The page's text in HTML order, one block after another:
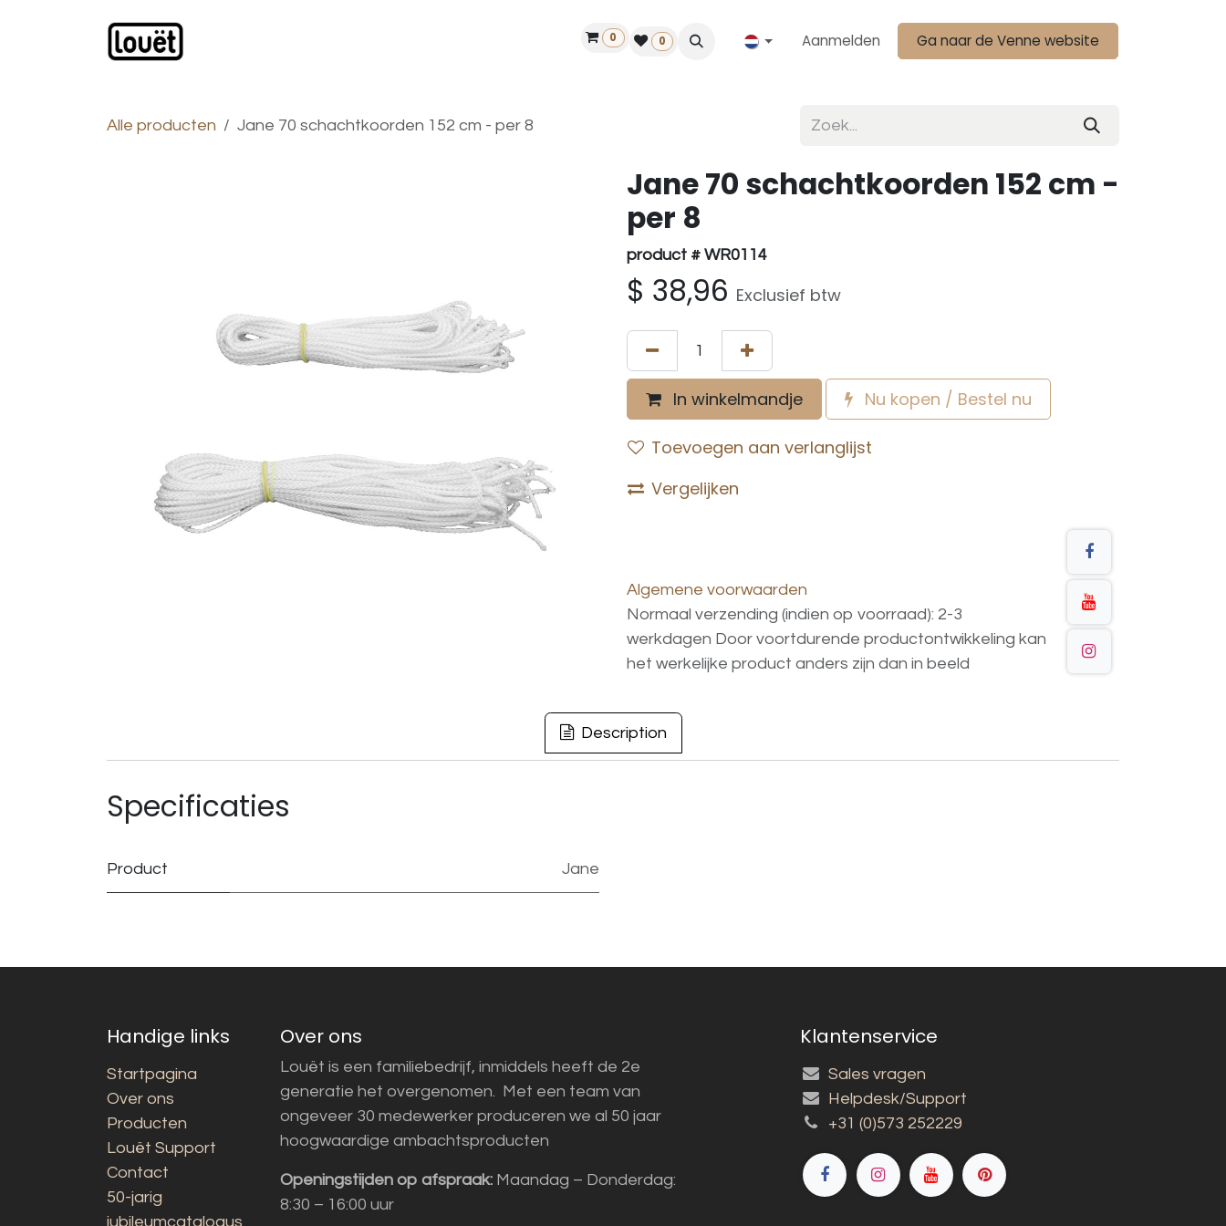
Vind een dealer
0 0 Aanmelden Ga naar de Venne website
Alle producten Jane 70 schachtkoorden 152 cm - per 8
Jane 70 schachtkoorden 152 cm -
per 8
product # WR0114
$ 38,96 Exclusief btw
In winkelmandje Nu kopen / Bestel nu
Toevoegen aan verlanglijst
Vergelijken
Algemene voorwaarden
Normaal verzending (indien op voorraad): 2-3
werkdagen Door voortdurende productontwikkeling kan
het werkelijke product anders zijn dan in beeld
Description
Specificaties
Product Jane
Handige links
Startpagina
Over ons
Producten
Louët Support
Contact
50-jarig
jubileumcatalogus
Over ons
Louët is een familiebedrijf, inmiddels heeft de 2e
generatie het overgenomen. Met een team van
ongeveer 30 medewerker produceren we al 50 jaar
hoogwaardige ambachtsproducten
Openingstijden op afspraak: Maandag – Donderdag:
8:30 – 16:00 uur
Klantenservice
Sales vragen
Helpdesk/Support
+31 (0)573 252229